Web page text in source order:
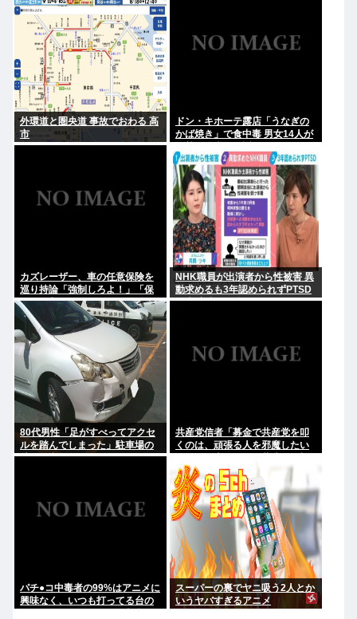
まで1年かけてリリース当時の日
付に順次配信予定
外環道と圏央道 事故でおわる 高
市
ドン・キホーテ露店「うなぎの
かば焼き」で食中毒 男女14人が
ラ属の菌検出
カズレーザー、車の任意保険を
巡り持論「強制しろよ！」「保
険にも入れないヤツは運転すん
なよ」
NHK職員が出演者から性被害 異
動求めるも3年認められずPTSD
に 加害者側が釈明も… 月岡ツキ
80代男性「足がすべってアクセ
ルを踏んでしまった」駐車場の
壁に衝突
共産党信者「募金で共産党を叩
くのは、頑張る人を邪魔したい
のせい」
パチ●コ中毒者の99%はアニメに
興味なく、いつも打ってる台の
スーパーの裏でヤニ吸う2人とか
いうヤバすぎるアニメ